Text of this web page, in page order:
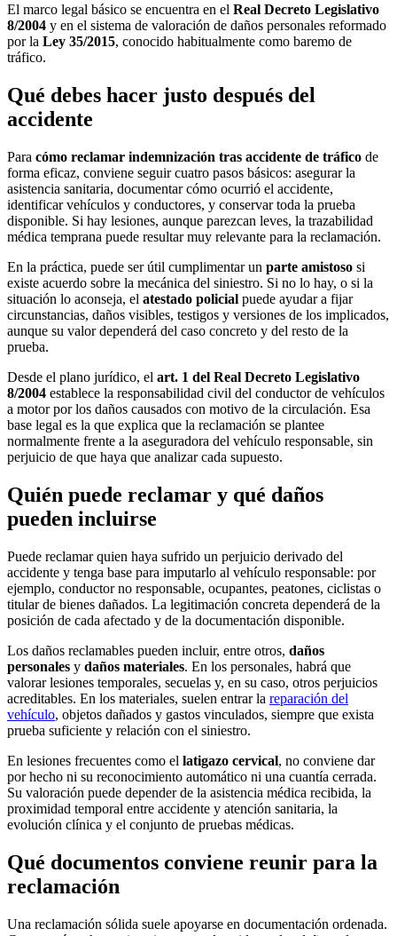
El marco legal básico se encuentra en el Real Decreto Legislativo
8/2004 y en el sistema de valoración de daños personales reformado
por la Ley 35/2015, conocido habitualmente como baremo de
tráfico.
Qué debes hacer justo después del
accidente
Para cómo reclamar indemnización tras accidente de tráfico de
forma eficaz, conviene seguir cuatro pasos básicos: asegurar la
asistencia sanitaria, documentar cómo ocurrió el accidente,
identificar vehículos y conductores, y conservar toda la prueba
disponible. Si hay lesiones, aunque parezcan leves, la trazabilidad
médica temprana puede resultar muy relevante para la reclamación.
En la práctica, puede ser útil cumplimentar un parte amistoso si
existe acuerdo sobre la mecánica del siniestro. Si no lo hay, o si la
situación lo aconseja, el atestado policial puede ayudar a fijar
circunstancias, daños visibles, testigos y versiones de los implicados,
aunque su valor dependerá del caso concreto y del resto de la
prueba.
Desde el plano jurídico, el art. 1 del Real Decreto Legislativo
8/2004 establece la responsabilidad civil del conductor de vehículos
a motor por los daños causados con motivo de la circulación. Esa
base legal es la que explica que la reclamación se plantee
normalmente frente a la aseguradora del vehículo responsable, sin
perjuicio de que haya que analizar cada supuesto.
Quién puede reclamar y qué daños
pueden incluirse
Puede reclamar quien haya sufrido un perjuicio derivado del
accidente y tenga base para imputarlo al vehículo responsable: por
ejemplo, conductor no responsable, ocupantes, peatones, ciclistas o
titular de bienes dañados. La legitimación concreta dependerá de la
posición de cada afectado y de la documentación disponible.
Los daños reclamables pueden incluir, entre otros, daños
personales y daños materiales. En los personales, habrá que
valorar lesiones temporales, secuelas y, en su caso, otros perjuicios
acreditables. En los materiales, suelen entrar la reparación del
vehículo, objetos dañados y gastos vinculados, siempre que exista
prueba suficiente y relación con el siniestro.
En lesiones frecuentes como el latigazo cervical, no conviene dar
por hecho ni su reconocimiento automático ni una cuantía cerrada.
Su valoración puede depender de la asistencia médica recibida, la
proximidad temporal entre accidente y atención sanitaria, la
evolución clínica y el conjunto de pruebas médicas.
Qué documentos conviene reunir para la
reclamación
Una reclamación sólida suele apoyarse en documentación ordenada.